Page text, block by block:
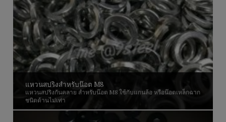
แหวนสปริงสำหรับน๊อต M8
แหวนสปริงกันคลาย สำหรับน๊อต M8 ใช้กับแกนล้อ หรือน๊อตเหล็กฉาก
ชนิดด้านไม่เท่า